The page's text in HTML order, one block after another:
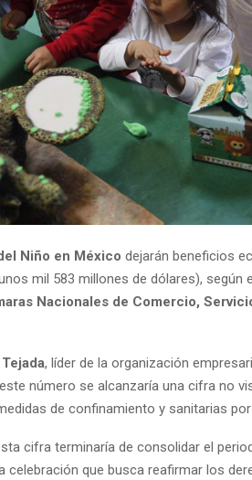
Niño en México dejarán beneficios
mil 583 millones de dólares), según
Nacionales de Comercio,
, líder de la organización
número se alcanzaría una cifra no
de confinamiento y sanitarias
cifra terminaría de consolidar el
celebración que busca reafirmar los